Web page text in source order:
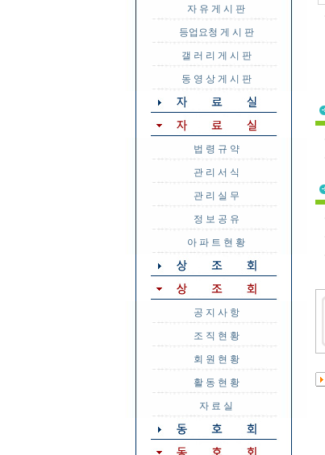
자 유 게 시 판
등업요청 게 시 판
갤 러 리 게 시 판
동 영 상 게 시 판
법 령 규 약
관 리 서 식
관 리 실 무
정 보 공 유
아 파 트 현 황
공 지 사 항
조 직 현 황
회 원 현 황
활 동 현 황
자 료 실